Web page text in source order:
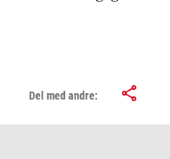
Del med andre: